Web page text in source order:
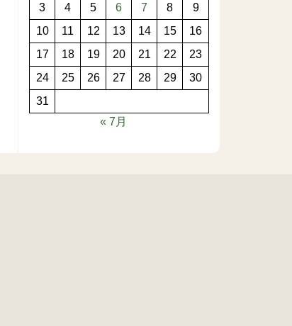
3
4 5 6 7 8
9
10
11 12 13 14 15
16
17
18 19 20 21 22
23
24
25 26 27 28 29
30
31
« 7月